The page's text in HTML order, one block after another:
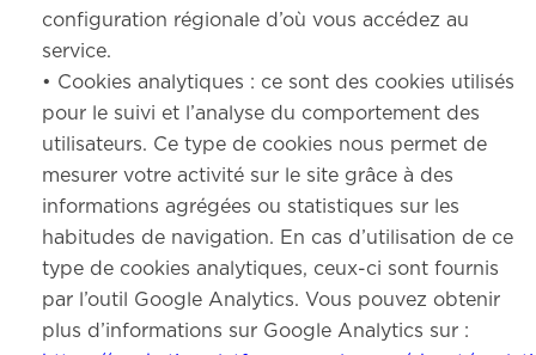
configuration régionale d’où vous accédez au
service.
• Cookies analytiques : ce sont des cookies utilisés
pour le suivi et l’analyse du comportement des
utilisateurs. Ce type de cookies nous permet de
mesurer votre activité sur le site grâce à des
informations agrégées ou statistiques sur les
habitudes de navigation. En cas d’utilisation de ce
type de cookies analytiques, ceux-ci sont fournis
par l’outil Google Analytics. Vous pouvez obtenir
plus d’informations sur Google Analytics sur :